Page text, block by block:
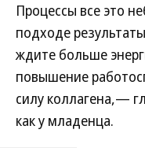
Процессы все это
подходе
ждите больше
повышение
силу коллагена,—
как у младенца.